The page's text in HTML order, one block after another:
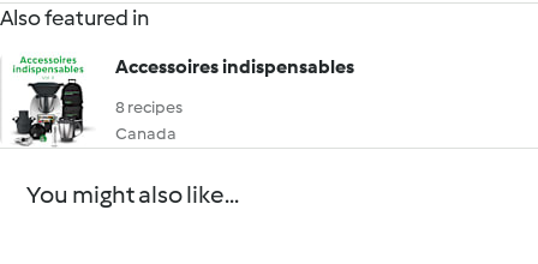
Also featured in
Accessoires indispensables
8 recipes
Canada
You might also like...